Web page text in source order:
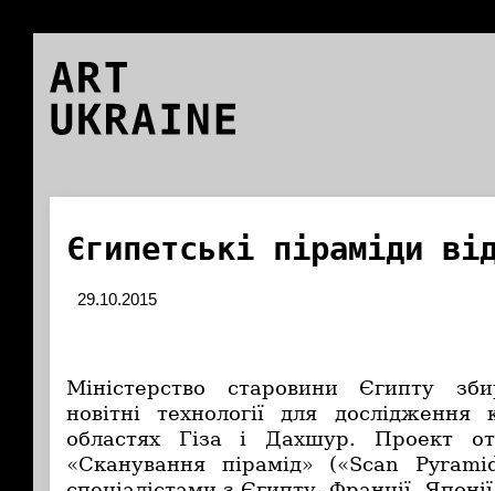
ART
UKRAINE
Єгипетські піраміди
29.10.2015
Міністерство старовини Єгипту
новітні технології для дослідження
областях Гіза і Дахшур. Проект
«Сканування пірамід» («Scan